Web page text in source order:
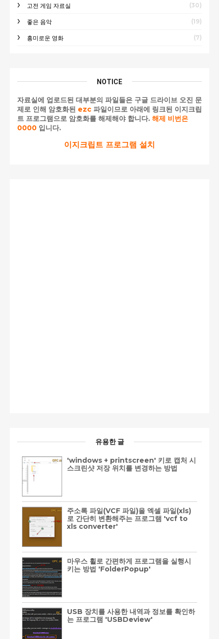
고전 게임 자료실 (30)
좋은 음악 (19)
흥미로운 영화 (7)
NOTICE
자료실에 업로드된 대부분의 파일들은 구글 드라이브 오진 문
제로 인해 암호화된 ezc 파일이므로 아래에 링크된 이지크립
트 프로그램으로 암호화를 해제해야 합니다. 해제 비번은
0000 입니다.
이지크립트 프로그램 설치
유용한 글
'windows + printscreen' 키로 캡처 시
스크린샷 저장 위치를 변경하는 방법
주소록 파일(VCF 파일)을 엑셀 파일(xls)
로 간단히 변환해주는 프로그램 'vcf to
xls converter'
마우스 휠로 간편하게 프로그램을 실행시
키는 방법 'FolderPopup'
USB 장치를 사용한 내역과 정보를 확인하
는 프로그램 'USBDeview'